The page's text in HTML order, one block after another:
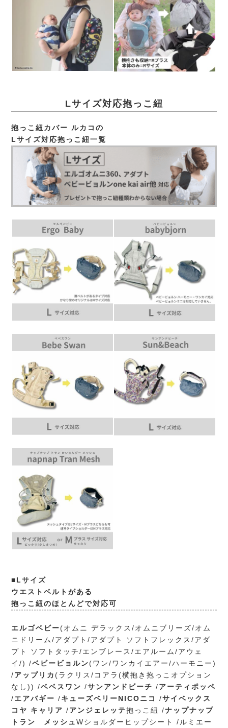
Lサイズ対応抱っこ紐
抱っこ紐カバー ルカコの
Lサイズ対応抱っこ紐一覧
■Lサイズ
ウエストベルトがある
抱っこ紐のほとんどで対応可
エルゴベビー(オムニ デラックス/オムニブリーズ/オム
ニドリーム/アダプト/アダプト ソフトフレックス/アダ
プト ソフトタッチ/エンブレース/エアルーム/アウェ
イ/) /ベビービョルン(ワン/ワンカイエアー/ハーモニー)
/アップリカ (ラクリス/コアラ(横抱き抱っこオプション
なし)) /ベベスワン /サンアンドビーチ /アーティポッペ
/エアバギー /キューズベリーNICOニコ /サイベックス
コヤ キャリア /アンジェレッテ抱っこ紐 /ナップナップ
トラン メッシュWショルダーヒップシート /ルミエー